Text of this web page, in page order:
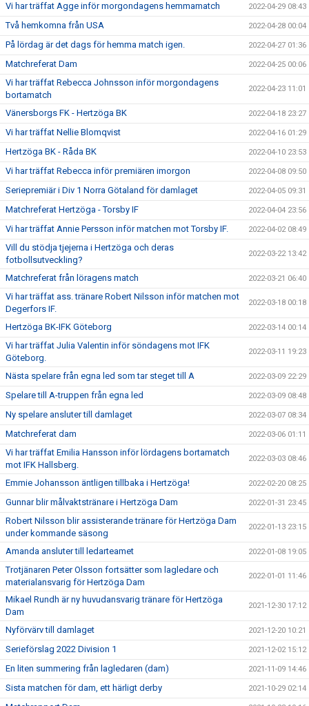
Vi har träffat Agge inför morgondagens hemmamatch 2022-04-29 08:43
Två hemkomna från USA 2022-04-28 00:04
På lördag är det dags för hemma match igen. 2022-04-27 01:36
Matchreferat Dam 2022-04-25 00:06
Vi har träffat Rebecca Johnsson inför morgondagens
bortamatch
2022-04-23 11:01
Vänersborgs FK - Hertzöga BK 2022-04-18 23:27
Vi har träffat Nellie Blomqvist 2022-04-16 01:29
Hertzöga BK - Råda BK 2022-04-10 23:53
Vi har träffat Rebecca inför premiären imorgon 2022-04-08 09:50
Seriepremiär i Div 1 Norra Götaland för damlaget 2022-04-05 09:31
Matchreferat Hertzöga - Torsby IF 2022-04-04 23:56
Vi har träffat Annie Persson inför matchen mot Torsby IF. 2022-04-02 08:49
Vill du stödja tjejerna i Hertzöga och deras
fotbollsutveckling?
2022-03-22 13:42
Matchreferat från löragens match 2022-03-21 06:40
Vi har träffat ass. tränare Robert Nilsson inför matchen mot
Degerfors IF.
2022-03-18 00:18
Hertzöga BK-IFK Göteborg 2022-03-14 00:14
Vi har träffat Julia Valentin inför söndagens mot IFK
Göteborg.
2022-03-11 19:23
Nästa spelare från egna led som tar steget till A 2022-03-09 22:29
Spelare till A-truppen från egna led 2022-03-09 08:48
Ny spelare ansluter till damlaget 2022-03-07 08:34
Matchreferat dam 2022-03-06 01:11
Vi har träffat Emilia Hansson inför lördagens bortamatch
mot IFK Hallsberg.
2022-03-03 08:46
Emmie Johansson äntligen tillbaka i Hertzöga! 2022-02-20 08:25
Gunnar blir målvaktstränare i Hertzöga Dam 2022-01-31 23:45
Robert Nilsson blir assisterande tränare för Hertzöga Dam
under kommande säsong
2022-01-13 23:15
Amanda ansluter till ledarteamet 2022-01-08 19:05
Trotjänaren Peter Olsson fortsätter som lagledare och
materialansvarig för Hertzöga Dam
2022-01-01 11:46
Mikael Rundh är ny huvudansvarig tränare för Hertzöga
Dam
2021-12-30 17:12
Nyförvärv till damlaget 2021-12-20 10:21
Serieförslag 2022 Division 1 2021-12-02 15:12
En liten summering från lagledaren (dam) 2021-11-09 14:46
Sista matchen för dam, ett härligt derby 2021-10-29 02:14